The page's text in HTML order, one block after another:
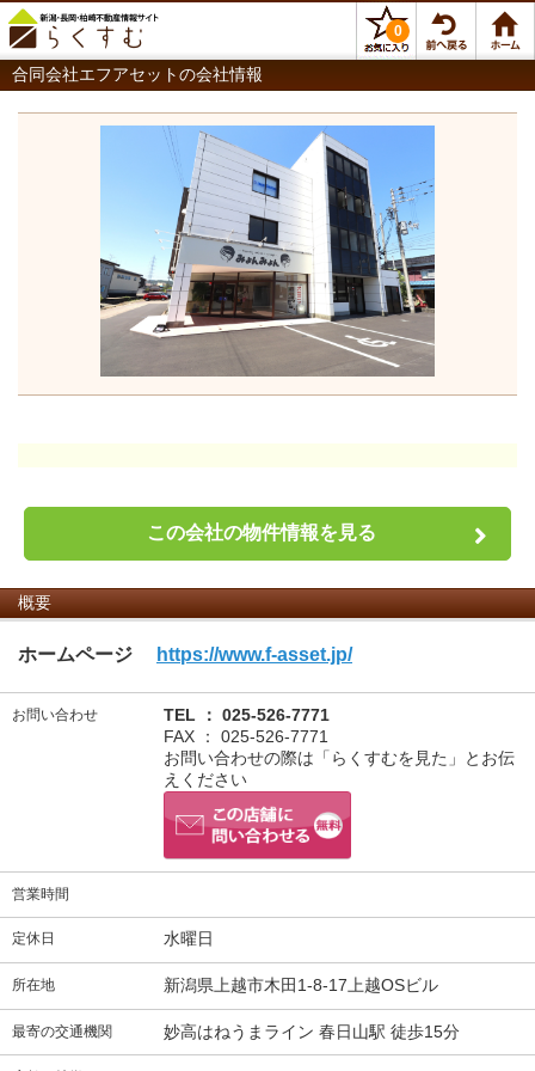
0
合同会社エフアセットの会社情報
この会社の物件情報を見る
概要
ホームページ https://www.f-asset.jp/
お問い合わせ
TEL ： 025-526-7771
FAX ： 025-526-7771
お問い合わせの際は「らくすむを見た」とお伝
えください
営業時間
定休日 水曜日
所在地 新潟県上越市木田1-8-17上越OSビル
最寄の交通機関 妙高はねうまライン 春日山駅 徒歩15分